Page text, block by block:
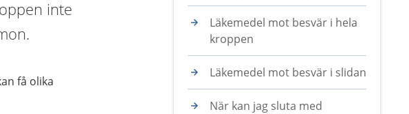
inte
få olika
Läkemedel mot besvär i hela
kroppen
Läkemedel mot besvär i slidan
När kan jag sluta med